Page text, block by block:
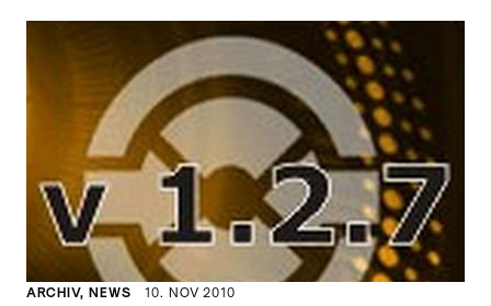
ARCHIV, NEWS 10. NOV 2010